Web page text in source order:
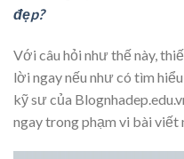
đẹp?
Với câu hỏi như thế này,
lời ngay nếu như có tìm
kỹ sư của
ngay trong phạm vi bài viết